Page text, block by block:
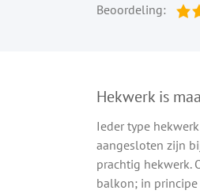
Beoordeling:
Hekwerk is
Ieder type
aangesloten zijn
prachtig hekwerk.
balkon; in